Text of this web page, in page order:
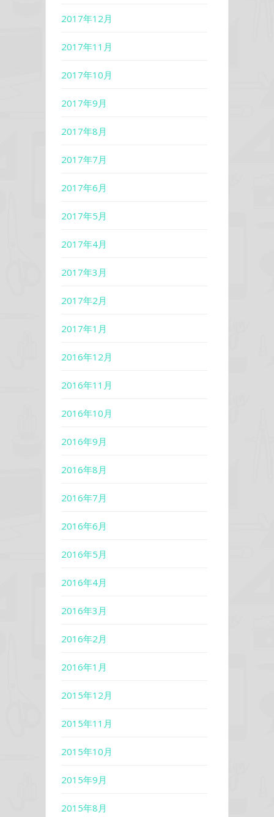
2017年12月
2017年11月
2017年10月
2017年9月
2017年8月
2017年7月
2017年6月
2017年5月
2017年4月
2017年3月
2017年2月
2017年1月
2016年12月
2016年11月
2016年10月
2016年9月
2016年8月
2016年7月
2016年6月
2016年5月
2016年4月
2016年3月
2016年2月
2016年1月
2015年12月
2015年11月
2015年10月
2015年9月
2015年8月